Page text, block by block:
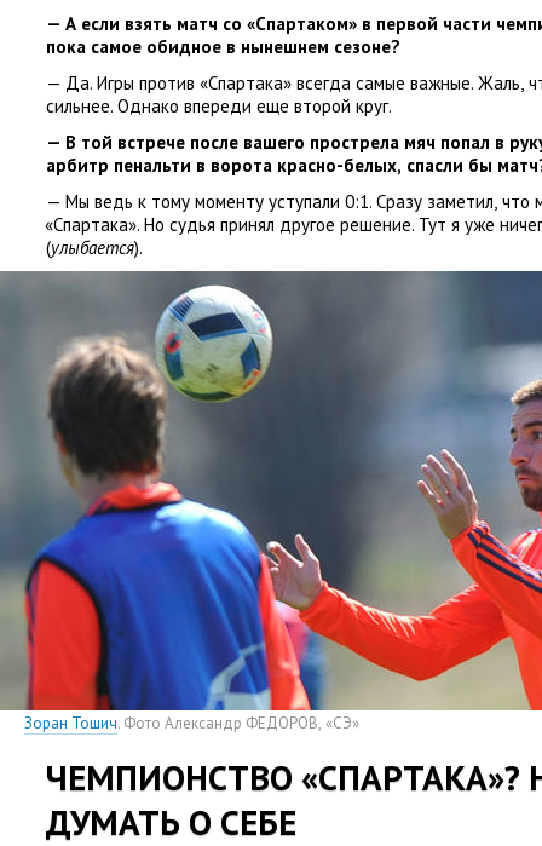
— А если взять матч со «Спартаком» в первой части
пока самое обидное в нынешнем сезоне?
— Да. Игры против «Спартака» всегда самые важные. Жаль,
сильнее. Однако впереди еще второй круг.
— В той встрече после вашего прострела мяч попал в
арбитр пенальти в ворота красно-белых, спасли бы
— Мы ведь к тому моменту уступали 0:1. Сразу заметил, что
«Спартака». Но судья принял другое решение. Тут я уже
(улыбается).
Зоран Тошич. Фото Александр ФЕДОРОВ, «СЭ»
ЧЕМПИОНСТВО «
ДУМАТЬ О СЕБЕ